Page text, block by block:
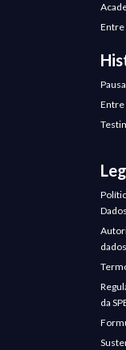
Entre
dados
da